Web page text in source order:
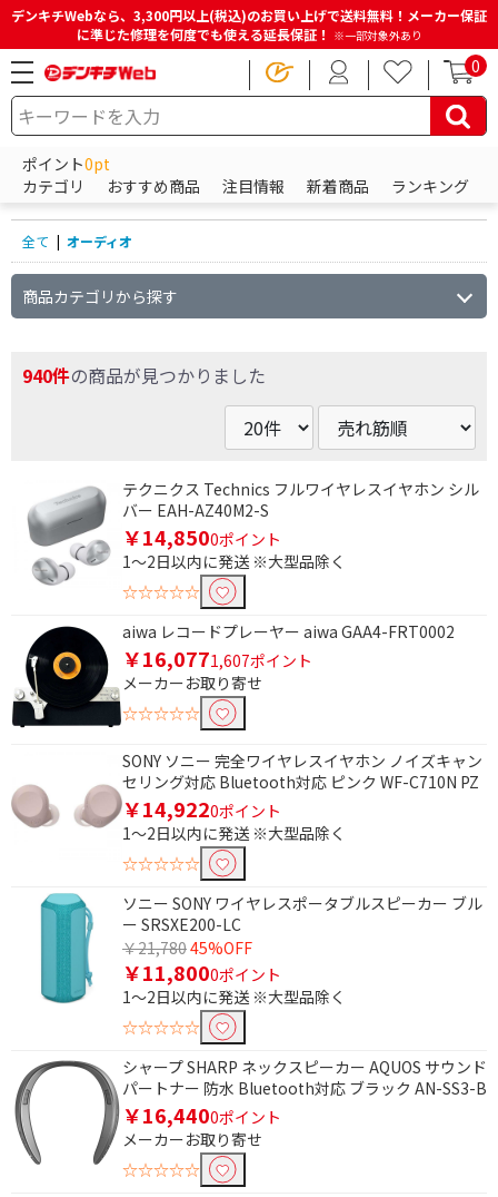
デンキチWebなら、3,300円以上(税込)のお買い上げで送料無料！メーカー保証
に準じた修理を何度でも使える延長保証！ ※一部対象外あり
0
ポイント0pt
カテゴリ
おすすめ商品 注目情報 新着商品 ランキング
HOME 商品一覧ページ オーディオ
オーディオの商品一覧
全て | オーディオ
商品カテゴリから探す
940件の商品が見つかりました
テクニクス Technics フルワイヤレスイヤホン シル
バー EAH-AZ40M2-S
￥14,8500ポイント
1～2日以内に発送 ※大型品除く
☆☆☆☆☆
aiwa レコードプレーヤー aiwa GAA4-FRT0002
￥16,0771,607ポイント
メーカーお取り寄せ
☆☆☆☆☆
SONY ソニー 完全ワイヤレスイヤホン ノイズキャン
セリング対応 Bluetooth対応 ピンク WF-C710N PZ
￥14,9220ポイント
1～2日以内に発送 ※大型品除く
☆☆☆☆☆
ソニー SONY ワイヤレスポータブルスピーカー ブル
ー SRSXE200-LC
￥21,78045%OFF
￥11,8000ポイント
1～2日以内に発送 ※大型品除く
☆☆☆☆☆
シャープ SHARP ネックスピーカー AQUOS サウンド
パートナー 防水 Bluetooth対応 ブラック AN-SS3-B
￥16,4400ポイント
メーカーお取り寄せ
☆☆☆☆☆